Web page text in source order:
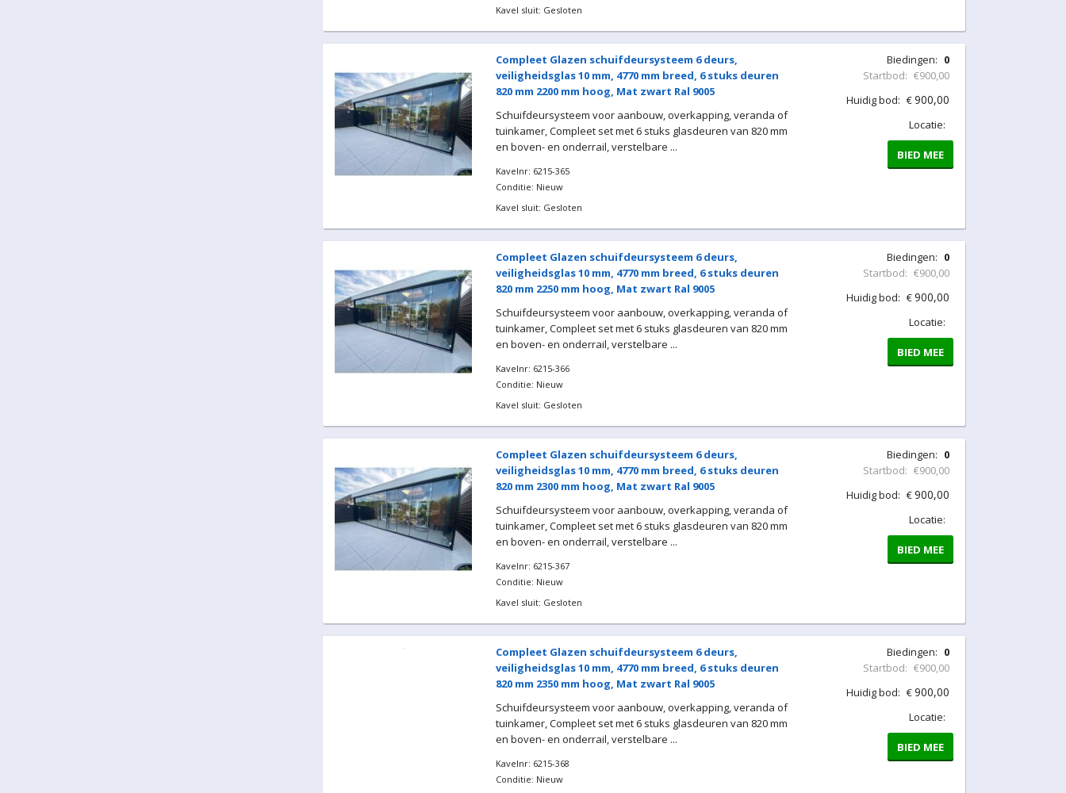
Kavel sluit: Gesloten
Compleet Glazen schuifdeursysteem 6 deurs,
veiligheidsglas 10 mm, 4770 mm breed, 6 stuks deuren
820 mm 2200 mm hoog, Mat zwart Ral 9005
Schuifdeursysteem voor aanbouw, overkapping, veranda of
tuinkamer, Compleet set met 6 stuks glasdeuren van 820 mm
en boven- en onderrail, verstelbare ...
Kavelnr: 6215-365
Conditie: Nieuw
Kavel sluit: Gesloten
Biedingen: 0
Startbod: €900,00
Huidig bod: €900,00
Locatie:
BIED MEE
Compleet Glazen schuifdeursysteem 6 deurs,
veiligheidsglas 10 mm, 4770 mm breed, 6 stuks deuren
820 mm 2250 mm hoog, Mat zwart Ral 9005
Schuifdeursysteem voor aanbouw, overkapping, veranda of
tuinkamer, Compleet set met 6 stuks glasdeuren van 820 mm
en boven- en onderrail, verstelbare ...
Kavelnr: 6215-366
Conditie: Nieuw
Kavel sluit: Gesloten
Biedingen: 0
Startbod: €900,00
Huidig bod: €900,00
Locatie:
BIED MEE
Compleet Glazen schuifdeursysteem 6 deurs,
veiligheidsglas 10 mm, 4770 mm breed, 6 stuks deuren
820 mm 2300 mm hoog, Mat zwart Ral 9005
Schuifdeursysteem voor aanbouw, overkapping, veranda of
tuinkamer, Compleet set met 6 stuks glasdeuren van 820 mm
en boven- en onderrail, verstelbare ...
Kavelnr: 6215-367
Conditie: Nieuw
Kavel sluit: Gesloten
Biedingen: 0
Startbod: €900,00
Huidig bod: €900,00
Locatie:
BIED MEE
Compleet Glazen schuifdeursysteem 6 deurs,
veiligheidsglas 10 mm, 4770 mm breed, 6 stuks deuren
820 mm 2350 mm hoog, Mat zwart Ral 9005
Schuifdeursysteem voor aanbouw, overkapping, veranda of
tuinkamer, Compleet set met 6 stuks glasdeuren van 820 mm
en boven- en onderrail, verstelbare ...
Kavelnr: 6215-368
Conditie: Nieuw
Biedingen: 0
Startbod: €900,00
Huidig bod: €900,00
Locatie:
BIED MEE